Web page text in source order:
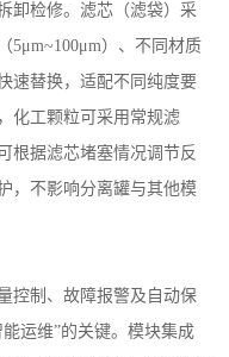
卸检修。滤芯（滤袋）采
5μm~100μm）、不同材质
速替换，适配不同纯度要
化工颗粒可采用常规滤
根据滤芯堵塞情况调节反
，不影响分离罐与其他模
控制、故障报警及自动保
运维”的关键。模块集成